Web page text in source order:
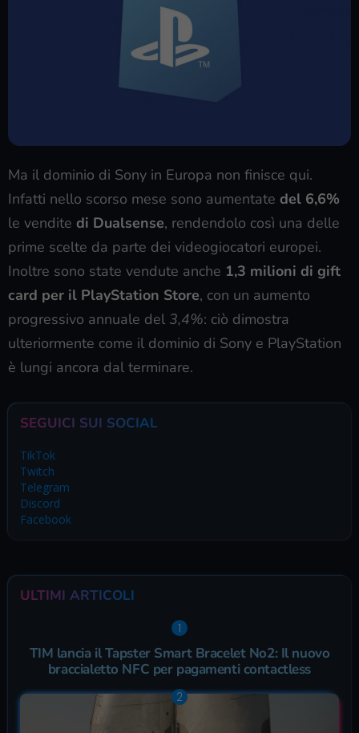
Ma il dominio di Sony in Europa non finisce qui.
Infatti nello scorso mese sono aumentate del 6,6%
le vendite di Dualsense, rendendolo così una delle
prime scelte da parte dei videogiocatori europei.
Inoltre sono state vendute anche 1,3 milioni di gift
card per il PlayStation Store, con un aumento
progressivo annuale del 3,4%: ciò dimostra
ulteriormente come il dominio di Sony e PlayStation
è lungi ancora dal terminare.
SEGUICI SUI SOCIAL
TikTok
Twitch
Telegram
Discord
Facebook
ULTIMI ARTICOLI
TIM lancia il Tapster Smart Bracelet No2: Il nuovo
braccialetto NFC per pagamenti contactless